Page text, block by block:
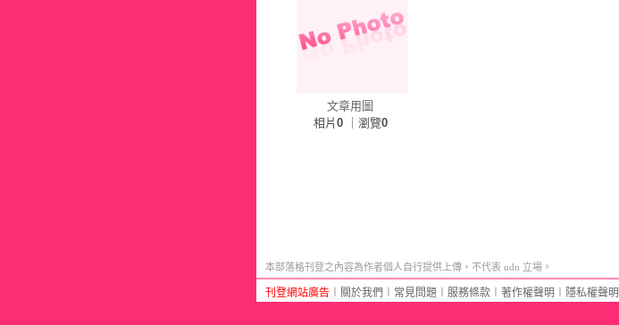
文章用圖
相片 0｜瀏覽0
本部落格刊登之內容為作者個人自行提供上傳，不代表 udn 立場。
刊登網站廣告 關於我們 常見問題 服務條款 著作權聲明 隱私權聲明